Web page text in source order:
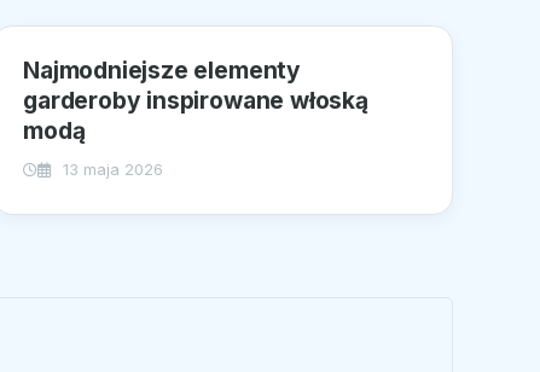
Najmodniejsze elementy
garderoby inspirowane włoską
modą
13 maja 2026